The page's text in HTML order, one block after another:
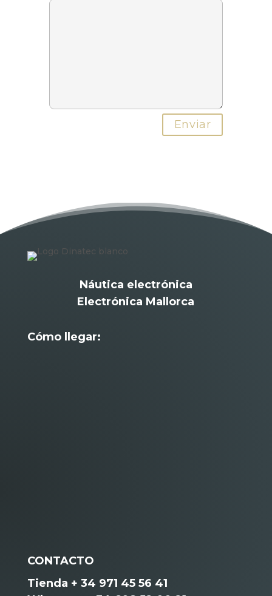
Náutica electrónica
Electrónica Mallorca
Cómo llegar:
CONTACTO
Tienda + 34 971 45 56 41